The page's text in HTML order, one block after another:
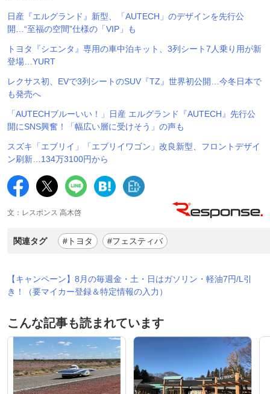
日産『エルグランド』新型、「AUTECH」のデザインを先行公
開…“至福の空間”仕様の「VIP」も
トヨタ『シエンタ』専用の車中泊キット、3列シート7人乗り用が新
登場…YURT
レクサス初、EVで3列シートのSUV『TZ』世界初公開…今冬日本で
も発売へ
「AUTECHブルーいい！」日産 エルグランド『AUTECH』先行公
開にSNS興奮！「幅広い層に受けそう」の声も
スズキ「エブリイ」「エブリイワゴン」改良新型、フロントデザイ
ン刷新…134万3100円から
文：レスポンス 高木啓
関連タグ #トヨタ #フェスティバ
【キャンペーン】8月の毎週金・土・日はガソリン・軽油7円/L引
き！（要マイカー登録＆特定情報の入力）
こんな記事も読まれています